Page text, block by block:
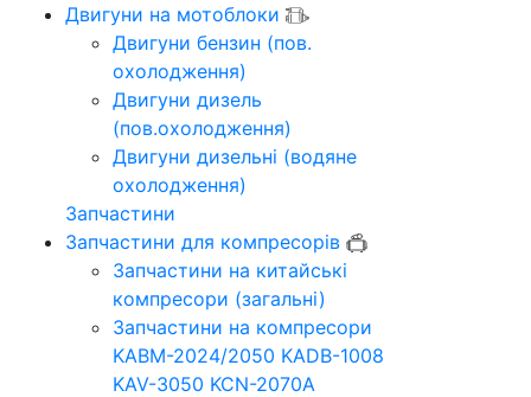
Двигуни на мотоблоки
Двигуни бензин (пов.
охолодження)
Двигуни дизель
(пов.охолодження)
Двигуни дизельні (водяне
охолодження)
Запчастини
Запчастини для компресорів
Запчастини на китайські
компресори (загальні)
Запчастини на компресори
KABM-2024/2050 KADB-1008
KAV-3050 KCN-2070A